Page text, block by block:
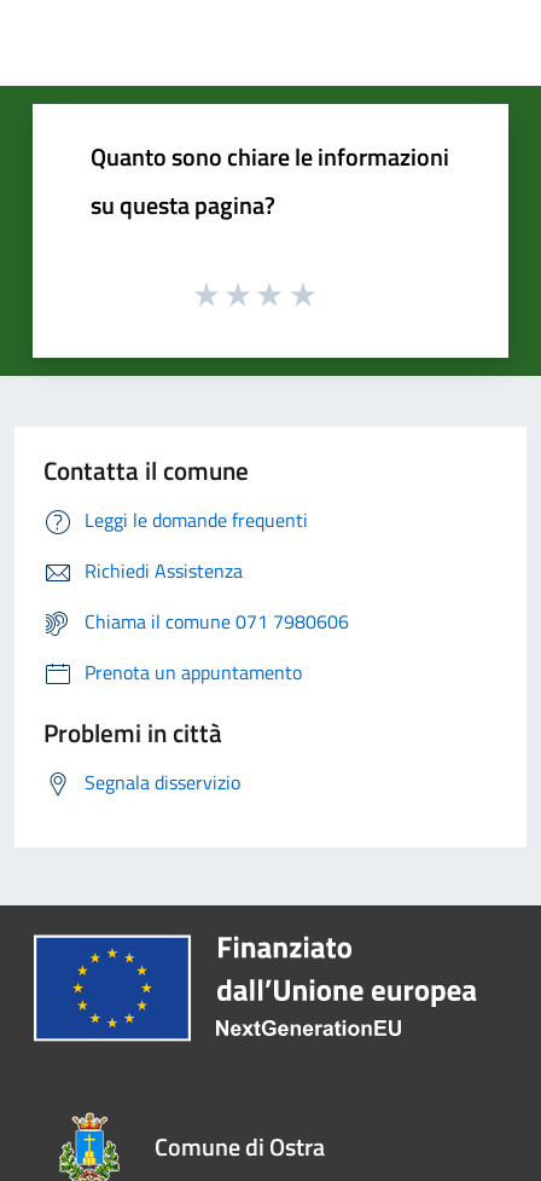
Quanto sono chiare le informazioni
su questa pagina?
Contatta il comune
Leggi le domande frequenti
Richiedi Assistenza
Chiama il comune 071 7980606
Prenota un appuntamento
Problemi in città
Segnala disservizio
Comune di Ostra